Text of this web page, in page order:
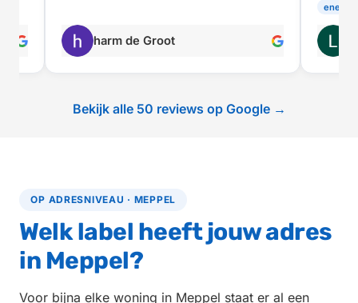
harm de Groot
Bekijk alle 50 reviews op Google →
OP ADRESNIVEAU · MEPPEL
Welk label heeft jouw adres
in Meppel?
Voor bijna elke woning in Meppel staat er al een